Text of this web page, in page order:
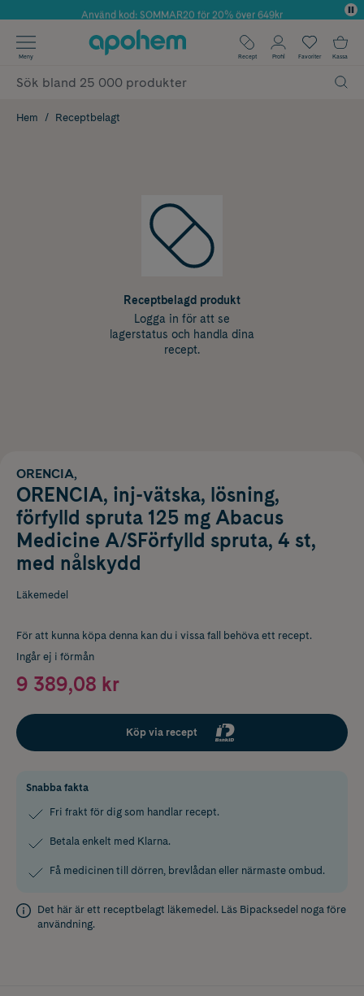
Årets Butik 2025 inom Skönhet
Använd kod: SOMMAR20 för 20% över 649kr
✓ Fri frakt
✓ Poäng på alla köp*
Meny Recept Profil Favoriter Kassa
Hem Receptbelagt
Receptbelagd produkt
Logga in för att se
lagerstatus och handla dina
recept.
ORENCIA,
ORENCIA, inj-vätska, lösning,
förfylld spruta 125 mg Abacus
Medicine A/SFörfylld spruta, 4 st,
med nålskydd
Läkemedel
För att kunna köpa denna kan du i vissa fall behöva ett recept.
Ingår ej i förmån
9 389,08 kr
Köp via recept
Snabba fakta
Fri frakt för dig som handlar recept.
Betala enkelt med Klarna.
Få medicinen till dörren, brevlådan eller närmaste ombud.
Det här är ett receptbelagt läkemedel. Läs Bipacksedel noga före
användning.